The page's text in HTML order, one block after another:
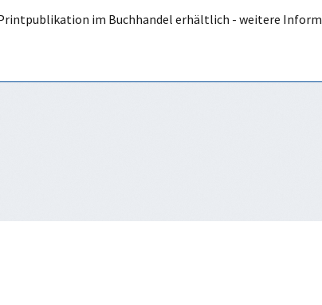
Printpublikation im Buchhandel erhältlich - weitere